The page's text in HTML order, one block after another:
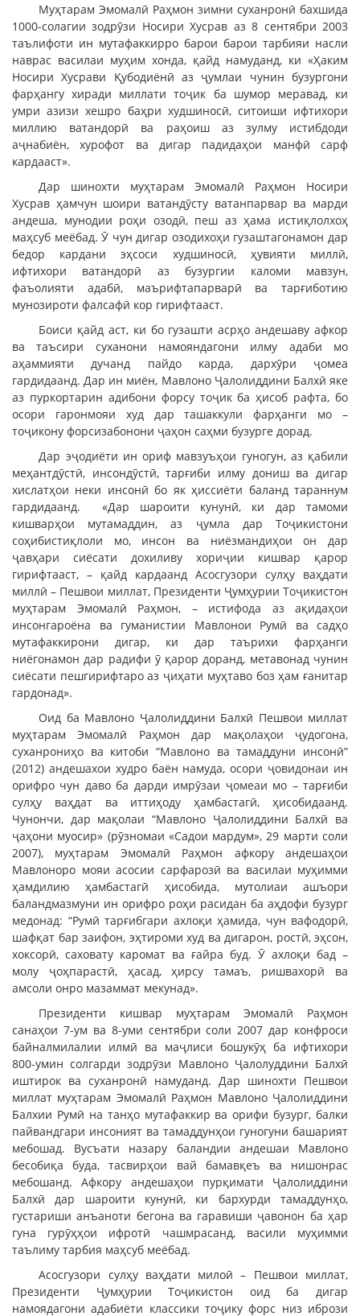
Муҳтарам Эмомалӣ Раҳмон зимни суханронӣ бахшида
1000-солагии зодрӯзи Носири Хусрав аз 8 сентябри 2003
таълифоти ин мутафаккирро барои барои тарбияи насли
наврас василаи муҳим хонда, қайд намуданд, ки «Ҳаким
Носири Хусрави Қубодиёнӣ аз ҷумлаи чунин бузургони
фарҳангу хиради миллати тоҷик ба шумор меравад, ки
умри азизи хешро баҳри худшиносӣ, ситоиши ифтихори
миллию ватандорӣ ва раҳоиш аз зулму истибдоди
аҷнабиён, хурофот ва дигар падидаҳои манфӣ сарф
кардааст».
Дар шинохти муҳтарам Эмомалӣ Раҳмон Носири
Хусрав ҳамчун шоири ватандӯсту ватанпарвар ва марди
андеша, мунодии роҳи озодӣ, пеш аз ҳама истиқлолхоҳ
маҳсуб меёбад. Ӯ чун дигар озодихоҳи гузаштагонамон дар
бедор кардани эҳсоси худшиносӣ, ҳувияти миллӣ,
ифтихори ватандорӣ аз бузургии каломи мавзун,
фаъолияти адабӣ, маърифтапарварӣ ва тарғиботию
мунозироти фалсафӣ кор гирифтааст.
Боиси қайд аст, ки бо гузашти асрҳо андешаву афкор
ва таъсири суханони намояндагони илму адаби мо
аҳаммияти дучанд пайдо карда, дархӯри ҷомеа
гардидаанд. Дар ин миён, Мавлоно Ҷалолиддини Балхӣ яке
аз пуркортарин адибони форсу тоҷик ба ҳисоб рафта, бо
осори гаронмояи худ дар ташаккули фарҳанги мо –
тоҷикону форсизабонони ҷаҳон саҳми бузурге дорад.
Дар эҷодиёти ин ориф мавзуъҳои гуногун, аз қабили
меҳантдӯстӣ, инсондӯстӣ, тарғиби илму дониш ва дигар
хислатҳои неки инсонӣ бо як ҳиссиёти баланд тараннум
гардидаанд. «Дар шароити кунунӣ, ки дар тамоми
кишварҳои мутамаддин, аз ҷумла дар Тоҷикистони
соҳибистиқлоли мо, инсон ва ниёзмандиҳои он дар
ҷавҳари сиёсати дохиливу хориҷии кишвар қарор
гирифтааст, – қайд кардаанд Асосгузори сулҳу ваҳдати
миллӣ – Пешвои миллат, Президенти Ҷумҳурии Тоҷикистон
муҳтарам Эмомалӣ Раҳмон, – истифода аз ақидаҳои
инсонгароёна ва гуманистии Мавлонои Румӣ ва садҳо
мутафаккирони дигар, ки дар таърихи фарҳанги
ниёгонамон дар радифи ӯ қарор доранд, метавонад чунин
сиёсати пешгирифтаро аз ҷиҳати муҳтаво боз ҳам ғанитар
гардонад».
Оид ба Мавлоно Ҷалолиддини Балхӣ Пешвои миллат
муҳтарам Эмомалӣ Раҳмон дар мақолаҳои ҷудогона,
суханрониҳо ва китоби “Мавлоно ва тамаддуни инсонӣ”
(2012) андешахои худро баён намуда, осори ҷовидонаи ин
орифро чун даво ба дарди имрӯзаи ҷомеаи мо – тарғиби
сулҳу ваҳдат ва иттиҳоду ҳамбастагӣ, ҳисобидаанд.
Чунончи, дар мақолаи “Мавлоно Ҷалолиддини Балхӣ ва
ҷаҳони муосир» (рӯзномаи «Садои мардум», 29 марти соли
2007), муҳтарам Эмомалӣ Раҳмон афкору андешаҳои
Мавлоноро мояи асосии сарфарозӣ ва василаи муҳимми
ҳамдилию ҳамбастагӣ ҳисобида, мутолиаи ашъори
баландмазмуни ин орифро роҳи расидан ба аҳдофи бузург
медонад: “Румӣ тарғибгари ахлоқи ҳамида, чун вафодорӣ,
шафқат бар заифон, эҳтироми худ ва дигарон, ростӣ, эҳсон,
хоксорӣ, саховату каромат ва ғайра буд. Ӯ ахлоқи бад –
молу ҷоҳпарастӣ, ҳасад, ҳирсу тамаъ, ришвахорӣ ва
амсоли онро мазаммат мекунад».
Президенти кишвар муҳтарам Эмомалӣ Раҳмон
санаҳои 7-ум ва 8-уми сентябри соли 2007 дар конфроси
байналмилалии илмӣ ва маҷлиси бошукӯҳ ба ифтихори
800-умин солгарди зодрӯзи Мавлоно Ҷалолуддини Балхӣ
иштирок ва суханронӣ намуданд. Дар шинохти Пешвои
миллат муҳтарам Эмомалӣ Раҳмон Мавлоно Ҷалолиддини
Балхии Румӣ на танҳо мутафаккир ва орифи бузург, балки
пайвандгари инсоният ва тамаддунҳои гуногуни башарият
мебошад. Вусъати назару баландии андешаи Мавлоно
бесобиқа буда, тасвирҳои вай бамавқеъ ва нишонрас
мебошанд. Афкору андешаҳои пурқимати Ҷалолиддини
Балхӣ дар шароити кунунӣ, ки бархурди тамаддунҳо,
густариши анъаноти бегона ва гаравиши ҷавонон ба ҳар
гуна гурӯҳҳои ифротӣ чашмрасанд, васили муҳимми
таълиму тарбия маҳсуб меёбад.
Асосгузори сулҳу ваҳдати милоӣ – Пешвои миллат,
Президенти Ҷумҳурии Тоҷикистон оид ба дигар
намоядагони адабиёти классики тоҷику форс низ ибрози